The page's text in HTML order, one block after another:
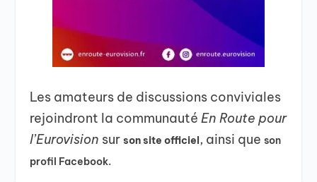
Les amateurs de discussions conviviales
rejoindront la communautéEn Route pour
l’Eurovision surson site officiel, ainsi queson
profil Facebook.